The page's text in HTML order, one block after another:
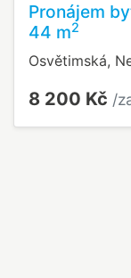
Pronájem
44 m2
Osvětimská,
8 200 Kč /